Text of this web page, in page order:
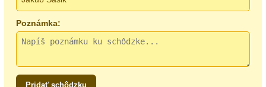
Poznámka:
Pridať schôdzku